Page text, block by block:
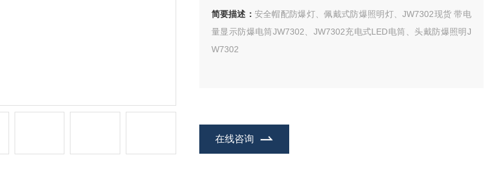
简要描述： 安全帽配防爆灯、佩戴式防爆照明灯、JW7302现货 带电
量显示防爆电筒JW7302、JW7302充电式LED电筒、头戴防爆照明J
W7302
在线咨询